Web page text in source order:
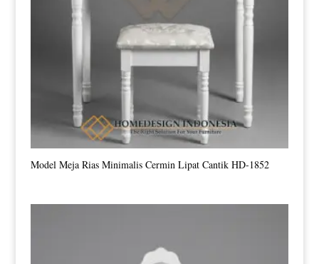
Model Meja Rias Minimalis Cermin Lipat Cantik HD-1852